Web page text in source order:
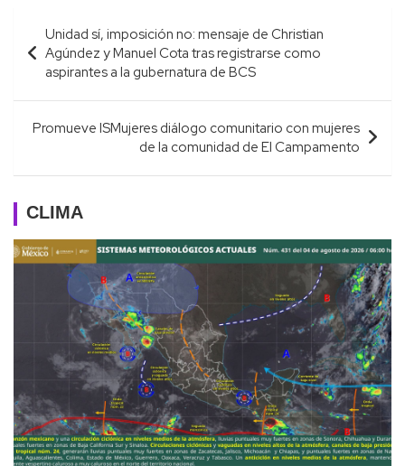
Navegación
de
entradas
Unidad sí, imposición no: mensaje de Christian
Agúndez y Manuel Cota tras registrarse como
aspirantes a la gubernatura de BCS
Promueve ISMujeres diálogo comunitario con mujeres
de la comunidad de El Campamento
CLIMA